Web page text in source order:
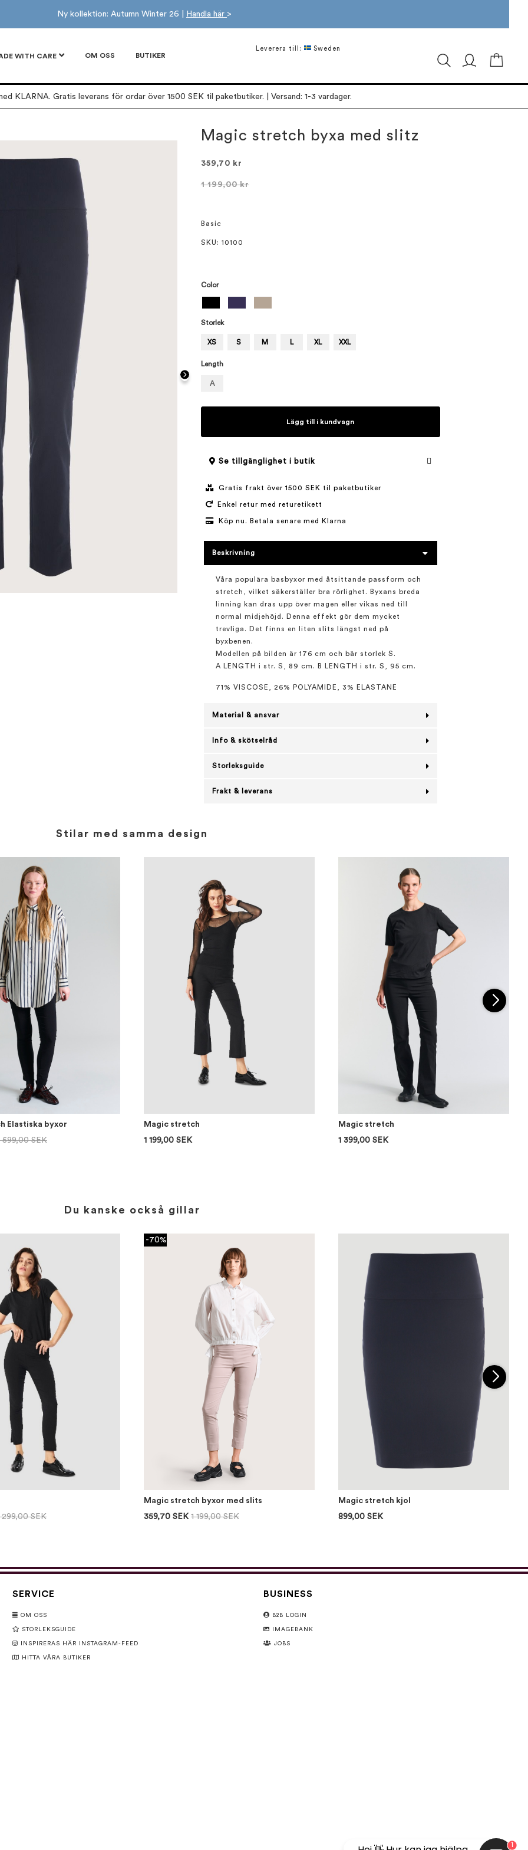
Ny kollektion: Autumn Winter 26 | Handla här >
WITH CARE OM OSS BUTIKER
Leverera till: Sweden
KLARNA. Gratis leverans för ordar över 1500 SEK til paketbutiker. | Versand: 1-3 vardager.
Magic stretch byxa med slitz
359,70 kr
1 199,00 kr
Basic
SKU : 10100
Color
Storlek
XS S M L XL XXL
Length
A
Lägg till i kundvagn
Se tillgänglighet i butik
Gratis frakt över 1500 SEK til paketbutiker
Enkel retur med returetikett
Köp nu. Betala senare med Klarna
Beskrivning
Våra populära basbyxor med åtsittande passform och
stretch, vilket säkerställer bra rörlighet. Byxans breda
linning kan dras upp över magen eller vikas ned till
normal midjehöjd. Denna effekt gör dem mycket
trevliga. Det finns en liten slits längst ned på
byxbenen.
Modellen på bilden är 176 cm och bär storlek S.
A LENGTH i str. S, 89 cm. B LENGTH i str. S, 95 cm.
71% VISCOSE, 26% POLYAMIDE, 3% ELASTANE
Material & ansvar
Info & skötselråd
Storleksguide
Frakt & leverans
Stilar med samma design
Elastiska byxor
599,00 SEK
Magic stretch
1 199,00 SEK
Magic stretch
1 399,00 SEK
Du kanske också gillar
299,00 SEK
-70%
Magic stretch byxor med slits
359,70 SEK 1 199,00 SEK
Magic stretch kjol
899,00 SEK
SERVICE
OM OSS
STORLEKSGUIDE
INSPIRERAS HÄR INSTAGRAM-FEED
HITTA VÅRA BUTIKER
BUSINESS
B2B LOGIN
IMAGEBANK
JOBS
1